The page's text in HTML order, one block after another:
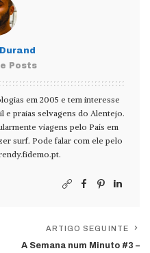
Posts
em 2005 e tem interesse
e praias selvagens do Alentejo.
viagens pelo País em
surf. Pode falar com ele pelo
.
ARTIGO SEGUINTE
A Semana num Minuto #3 –